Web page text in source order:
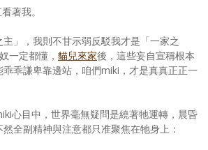
著我。
」，我則不甘示弱反駁我才是「一家之
一定都懂， 貓兒來家後，這些妄自宣稱根本
乖謙卑靠邊站，咱們miki，才是真真正正一
心目中，世界毫無疑問是繞著牠運轉，晨昏
全副精神與注意都只准聚焦在牠身上：